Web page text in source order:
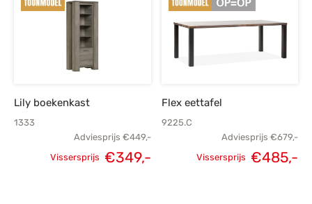
Lily boekenkast
1333
Adviesprijs €449,-
Vissersprijs €349,-
Flex eettafel
9225.C
Adviesprijs €679,-
Vissersprijs €485,-